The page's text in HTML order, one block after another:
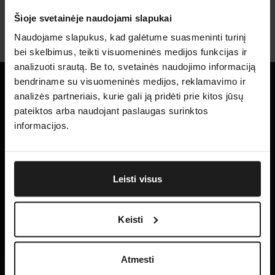
Šioje svetainėje naudojami slapukai
Naudojame slapukus, kad galėtume suasmeninti turinį
bei skelbimus, teikti visuomeninės medijos funkcijas ir
analizuoti srautą. Be to, svetainės naudojimo informaciją
bendriname su visuomeninės medijos, reklamavimo ir
analizės partneriais, kurie gali ją pridėti prie kitos jūsų
pateiktos arba naudojant paslaugas surinktos
informacijos.
Leisti visus
Keisti
Atmesti
1
Pirmosios pakopos (siekia įgyti profesinio bakalauro
arba bakalauro kvalifikacinį laipsnį) studijų programą
arba pagal vientisųjų studijų programą;
2
Pagal profesinių studijų programą;
1
Neturi teisės į valstybės finansuojamą studijų vietą
arba yra akademinėse atostogose;
Skambinkite
+370 640 57555
Rašykite
Studijų programos
Biblioteka